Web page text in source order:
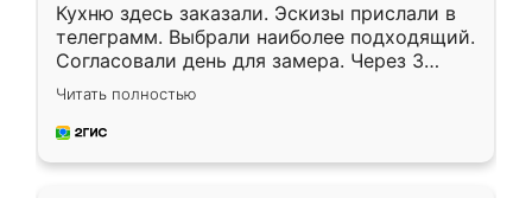
Кухню здесь заказали. Эскизы прислали в
телеграмм. Выбрали наиболее подходящий.
Согласовали день для замера. Через 3
недели кухня была уже готова. Остались
довольны работой. Спасибо Ренессанс
мебель за качественную работу!
Читать полностью